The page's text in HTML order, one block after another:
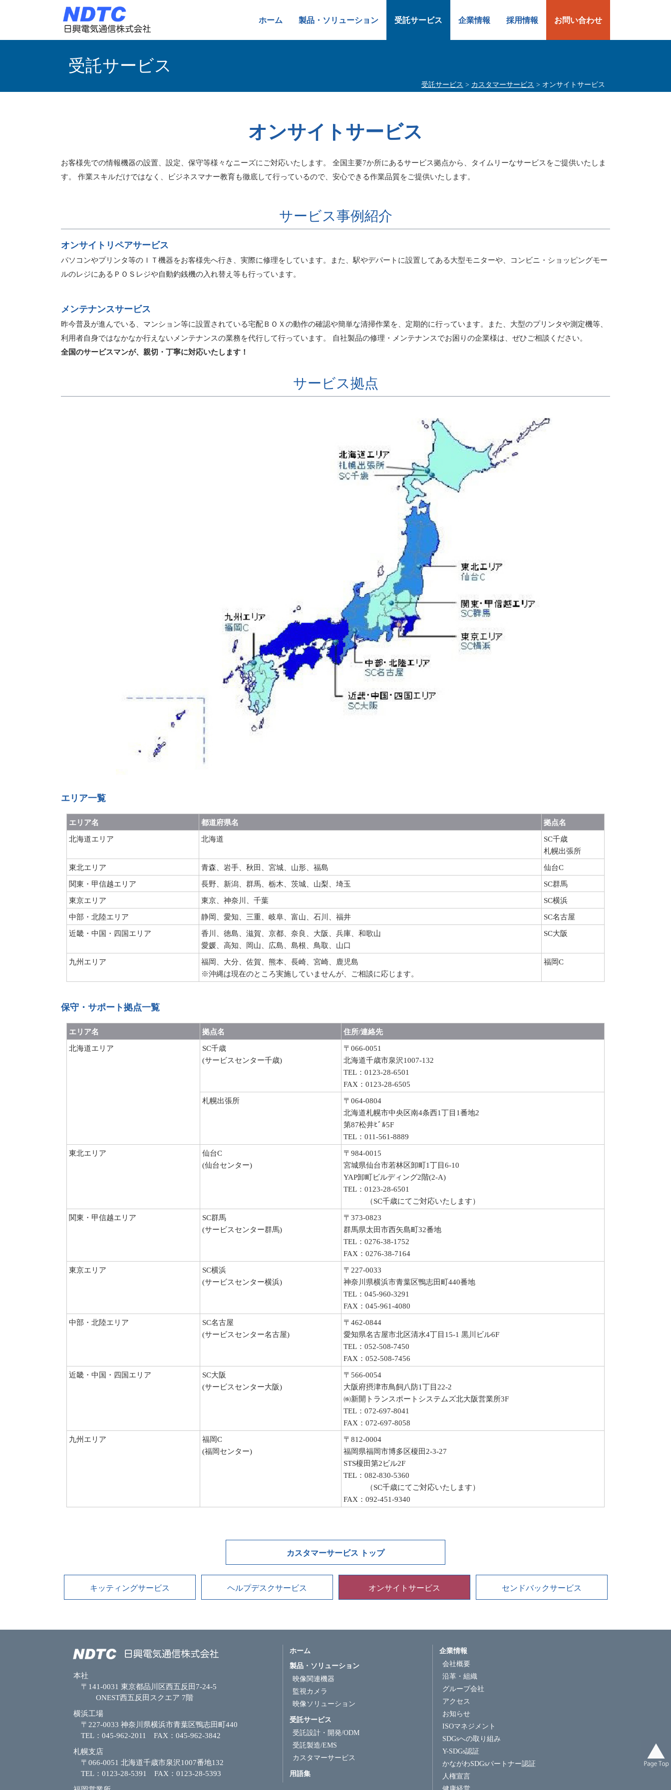
ホーム 製品・ソリューション 受託サービス 企業情報 採用情報 お問い合わせ
受託サービス
受託サービス > カスタマーサービス > オンサイトサービス
オンサイトサービス
お客様先での情報機器の設置、設定、保守等様々なニーズにご対応いたします。 全国主要7か所にあるサービス拠点から、タイムリーなサービスをご提供いたしま
す。 作業スキルだけではなく、ビジネスマナー教育も徹底して行っているので、安心できる作業品質をご提供いたします。
サービス事例紹介
オンサイトリペアサービス
パソコンやプリンタ等のＩＴ機器をお客様先へ行き、実際に修理をしています。また、駅やデパートに設置してある大型モニターや、コンビニ・ショッピングモー
ルのレジにあるＰＯＳレジや自動釣銭機の入れ替え等も行っています。
メンテナンスサービス
昨今普及が進んでいる、マンション等に設置されている宅配ＢＯＸの動作の確認や簡単な清掃作業を、定期的に行っています。また、大型のプリンタや測定機等、
利用者自身ではなかなか行えないメンテナンスの業務を代行して行っています。 自社製品の修理・メンテナンスでお困りの企業様は、ぜひご相談ください。
全国のサービスマンが、親切・丁寧に対応いたします！
サービス拠点
エリア一覧
エリア名 都道府県名 拠点名
北海道エリア 北海道
SC千歳
札幌出張所
東北エリア 青森、岩手、秋田、宮城、山形、福島 仙台C
関東・甲信越エリア 長野、新潟、群馬、栃木、茨城、山梨、埼玉 SC群馬
東京エリア 東京、神奈川、千葉 SC横浜
中部・北陸エリア 静岡、愛知、三重、岐阜、富山、石川、福井 SC名古屋
近畿・中国・四国エリア
香川、徳島、滋賀、京都、奈良、大阪、兵庫、和歌山
愛媛、高知、岡山、広島、島根、鳥取、山口
SC大阪
九州エリア
福岡、大分、佐賀、熊本、長崎、宮崎、鹿児島
※沖縄は現在のところ実施していませんが、ご相談に応じます。
福岡C
保守・サポート拠点一覧
エリア名 拠点名 住所/連絡先
北海道エリア
SC千歳
(サービスセンター千歳)
〒066-0051
北海道千歳市泉沢1007-132
TEL：0123-28-6501
FAX：0123-28-6505
札幌出張所
〒064-0804
北海道札幌市中央区南4条西1丁目1番地2
第87松井ﾋﾞﾙ5F
TEL：011-561-8889
東北エリア
仙台C
(仙台センター)
〒984-0015
宮城県仙台市若林区卸町1丁目6-10
YAP卸町ビルディング2階(2-A)
TEL：0123-28-6501
（SC千歳にてご対応いたします）
関東・甲信越エリア
SC群馬
(サービスセンター群馬)
〒373-0823
群馬県太田市西矢島町32番地
TEL：0276-38-1752
FAX：0276-38-7164
東京エリア
SC横浜
(サービスセンター横浜)
〒227-0033
神奈川県横浜市青葉区鴨志田町440番地
TEL：045-960-3291
FAX：045-961-4080
中部・北陸エリア
SC名古屋
(サービスセンター名古屋)
〒462-0844
愛知県名古屋市北区清水4丁目15-1 黒川ビル6F
TEL：052-508-7450
FAX：052-508-7456
近畿・中国・四国エリア
SC大阪
(サービスセンター大阪)
〒566-0054
大阪府摂津市鳥飼八防1丁目22-2
㈱新開トランスポートシステムズ北大阪営業所3F
TEL：072-697-8041
FAX：072-697-8058
九州エリア
福岡C
(福岡センター)
〒812-0004
福岡県福岡市博多区榎田2-3-27
STS榎田第2ビル2F
TEL：082-830-5360
（SC千歳にてご対応いたします）
FAX：092-451-9340
カスタマーサービス トップ
キッティングサービス ヘルプデスクサービス オンサイトサービス センドバックサービス
本社
〒141-0031 東京都品川区西五反田7-24-5
ONEST西五反田スクエア 7階
横浜工場
〒227-0033 神奈川県横浜市青葉区鴨志田町440
TEL：045-962-2011 FAX：045-962-3842
札幌支店
〒066-0051 北海道千歳市泉沢1007番地132
TEL：0123-28-5391 FAX：0123-28-5393
ホーム
製品・ソリューション
映像関連機器
監視カメラ
映像ソリューション
受託サービス
受託設計・開発/ODM
受託製造/EMS
カスタマーサービス
用語集
企業情報
会社概要
沿革・組織
グループ会社
アクセス
お知らせ
ISOマネジメント
SDGsへの取り組み
Y-SDGs認証
かながわSDGsパートナー認証
人権宣言